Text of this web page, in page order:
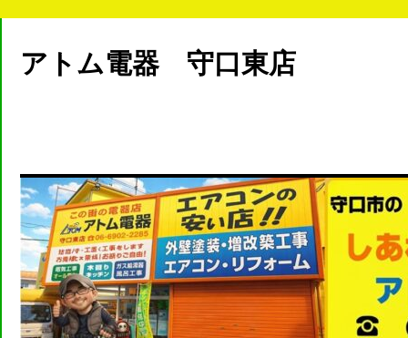
アトム電器 守口東店